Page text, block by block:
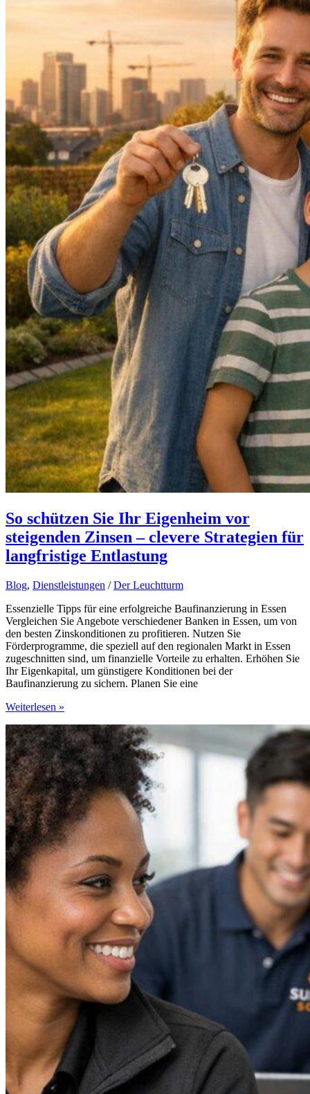
So schützen Sie Ihr Eigenheim vor
steigenden Zinsen – clevere Strategien für
langfristige Entlastung
Blog, Dienstleistungen /Der Leuchtturm
Essenzielle Tipps für eine erfolgreiche Baufinanzierung in Essen
Vergleichen Sie Angebote verschiedener Banken in Essen, um von
den besten Zinskonditionen zu profitieren. Nutzen Sie
Förderprogramme, die speziell auf den regionalen Markt in Essen
zugeschnitten sind, um finanzielle Vorteile zu erhalten. Erhöhen Sie
Ihr Eigenkapital, um günstigere Konditionen bei der
Baufinanzierung zu sichern. Planen Sie eine
So
Sie
Ihr
Eigenheim
vor
steigenden
Zinsen
–
clevere
Strategien
für
langfristige
Entlastung
Weiterlesen »